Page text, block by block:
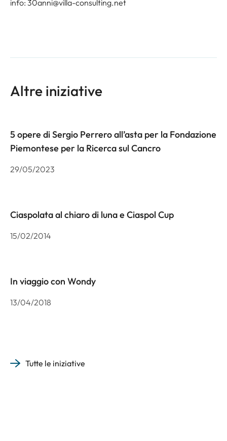
info: 30anni@villa-consulting.net
Altre iniziative
5 opere di Sergio Perrero all’asta per la Fondazione
Piemontese per la Ricerca sul Cancro
29/05/2023
Ciaspolata al chiaro di luna e Ciaspol Cup
15/02/2014
In viaggio con Wondy
13/04/2018
Tutte le iniziative